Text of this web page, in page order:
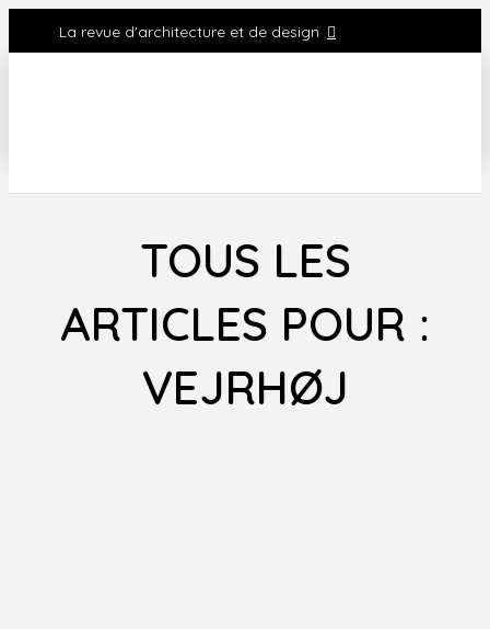
La revue d'architecture et de design
TOUS LES
ARTICLES POUR :
VEJRHØJ